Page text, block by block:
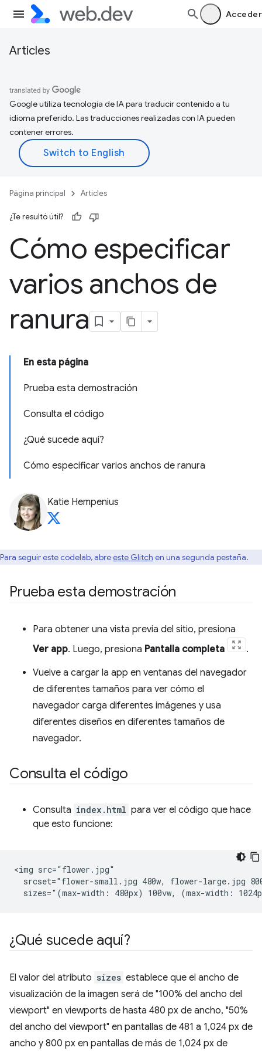
Acceder
Articles
Google utiliza tecnología de IA para traducir contenido a tu
idioma preferido. Las traducciones realizadas con IA pueden
contener errores.
Página principal Articles
¿Te resultó útil?
Cómo especificar
varios anchos de
ranura
En esta página
Prueba esta demostración
Consulta el código
¿Qué sucede aquí?
Cómo especificar varios anchos de ranura
Katie Hempenius
Para seguir este codelab, abreeste Glitch en una segunda pestaña.
Prueba esta demostración
Para obtener una vista previa del sitio, presiona
Ver app. Luego, presiona Pantalla completa
.
Vuelve a cargar la app en ventanas del navegador
de diferentes tamaños para ver cómo el
navegador carga diferentes imágenes y usa
diferentes diseños en diferentes tamaños de
navegador.
Consulta el código
Consulta index.html para ver el código que hace
que esto funcione:
<img src="flower.jpg"
srcset="flower-small.jpg 480w, flower-large.jpg
¿Qué sucede aquí?
El valor del atributo sizes establece que el ancho de
visualización de la imagen será de "100% del ancho del
viewport" en viewports de hasta 480 px de ancho, "50%
del ancho del viewport" en pantallas de 481 a 1,024 px de
ancho y 800 px en pantallas de más de 1,024 px de